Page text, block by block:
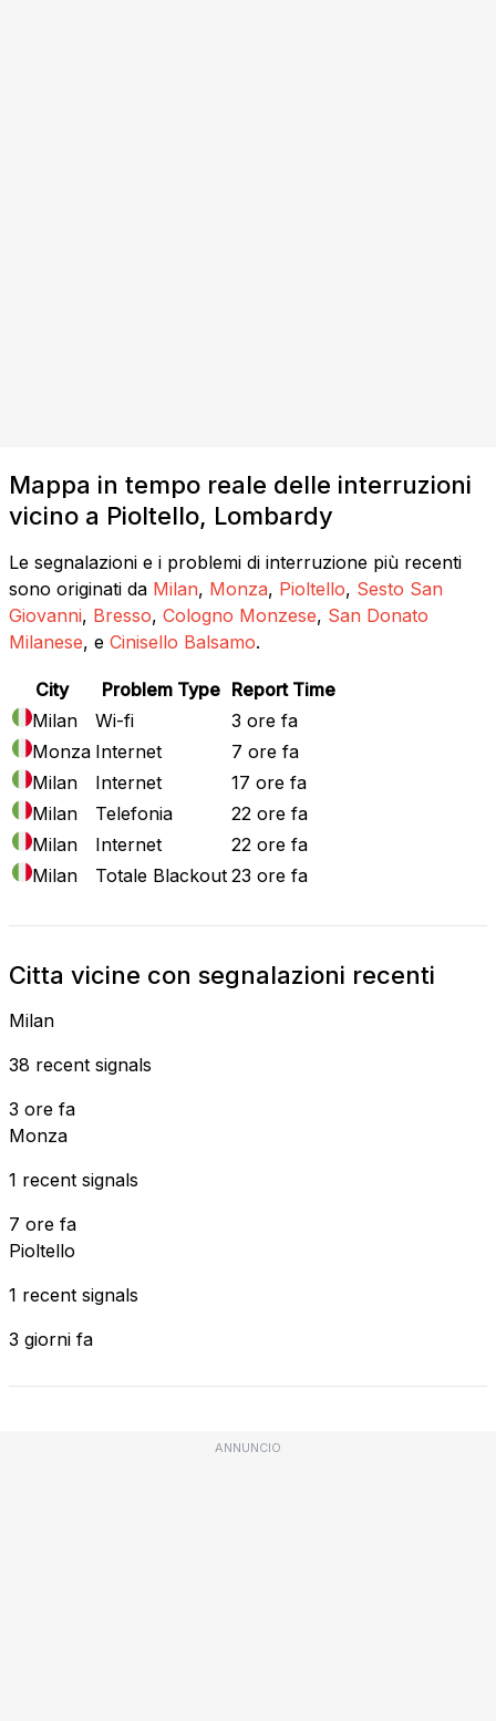
Mappa in tempo reale delle interruzioni
vicino a Pioltello, Lombardy
Le segnalazioni e i problemi di interruzione più recenti
sono originati da Milan, Monza, Pioltello, Sesto San
Giovanni, Bresso, Cologno Monzese, San Donato
Milanese, e Cinisello Balsamo.
City Problem Type Report Time
Milan
Wi-fi
3 ore fa
Monza Internet
7 ore fa
Milan
Internet
17 ore fa
Milan
Telefonia
22 ore fa
Milan
Internet
22 ore fa
Milan
Totale Blackout 23 ore fa
Citta vicine con segnalazioni recenti
Milan
38 recent signals
3 ore fa
Monza
1 recent signals
7 ore fa
Pioltello
1 recent signals
3 giorni fa
ANNUNCIO